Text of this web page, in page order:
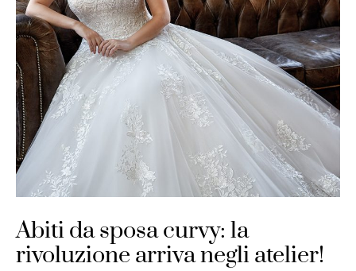
Abiti da sposa curvy: la
rivoluzione arriva negli atelier!